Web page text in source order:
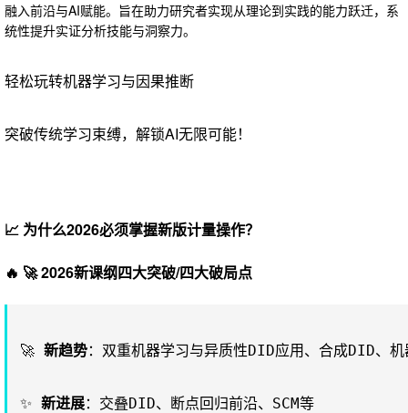
融入前沿与AI赋能。旨在助力研究者实现从理论到实践的能力跃迁，系
统性提升实证分析技能与洞察力。
轻松玩转机器学习与因果推断
突破传统学习束缚，解锁AI无限可能！
📈 为什么2026必须掌握新版计量操作？
🔥 🚀 2026新课纲四大突破/四大破局点
🚀 新趋势：双重机器学习与异质性DID应用、合成DID、
✨ 新进展：交叠DID、断点回归前沿、SCM等